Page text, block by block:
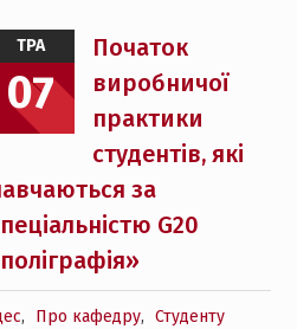
ТРА
07
Початок
виробничої
практики
студентів, які
за
G20
, Про кафедру, Студенту